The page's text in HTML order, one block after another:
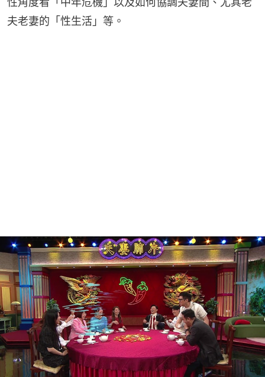
夫老妻的「性生活」等。